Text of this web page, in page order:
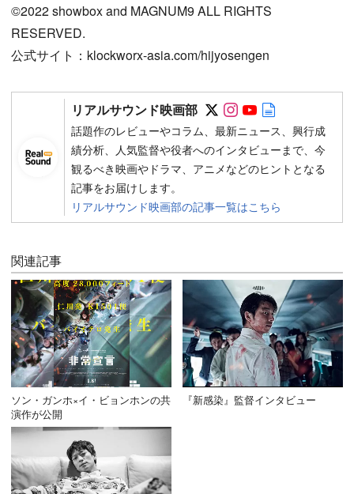
©2022 showbox and MAGNUM9 ALL RIGHTS
RESERVED.
公式サイト：klockworx-asia.com/hijyosengen
リアルサウンド映画部 Follow on SNS
Follow on SNS
Follow on
話題作のレビューやコラム、最新ニュース、興行成
績分析、人気監督や役者へのインタビューまで、今
観るべき映画やドラマ、アニメなどのヒントとなる
記事をお届けします。
リアルサウンド映画部の記事一覧はこちら
関連記事
ソン・ガンホ×イ・ビョンホンの共
演作が公開
『新感染』監督インタビュー